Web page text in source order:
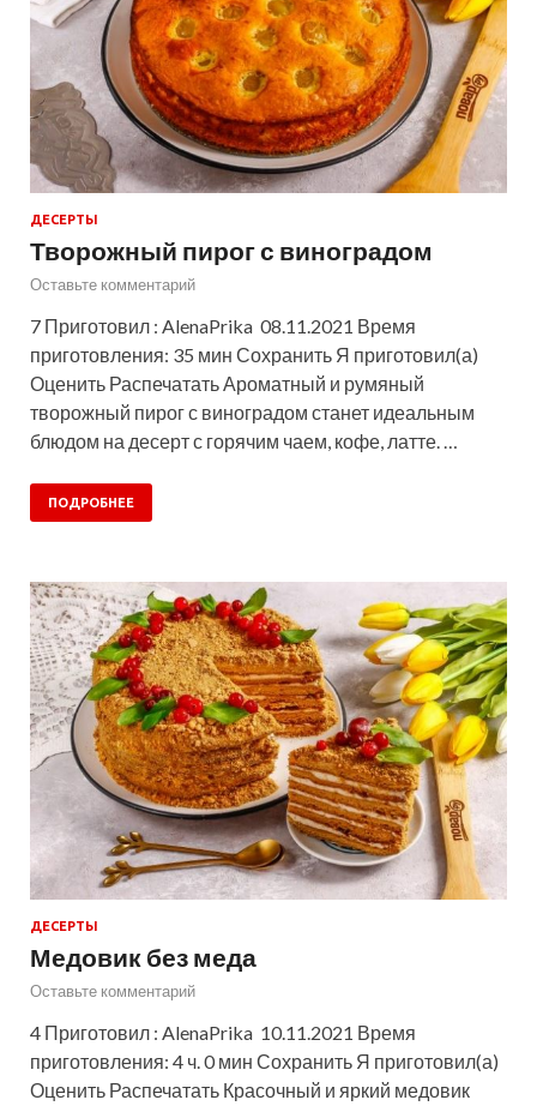
ДЕСЕРТЫ
Творожный пирог с виноградом
Оставьте комментарий
7 Приготовил : AlenaPrika 08.11.2021 Время
приготовления: 35 мин Сохранить Я приготовил(а)
Оценить Распечатать Ароматный и румяный
творожный пирог с виноградом станет идеальным
блюдом на десерт с горячим чаем, кофе, латте. …
ПОДРОБНЕЕ
ДЕСЕРТЫ
Медовик без меда
Оставьте комментарий
4 Приготовил : AlenaPrika 10.11.2021 Время
приготовления: 4 ч. 0 мин Сохранить Я приготовил(а)
Оценить Распечатать Красочный и яркий медовик